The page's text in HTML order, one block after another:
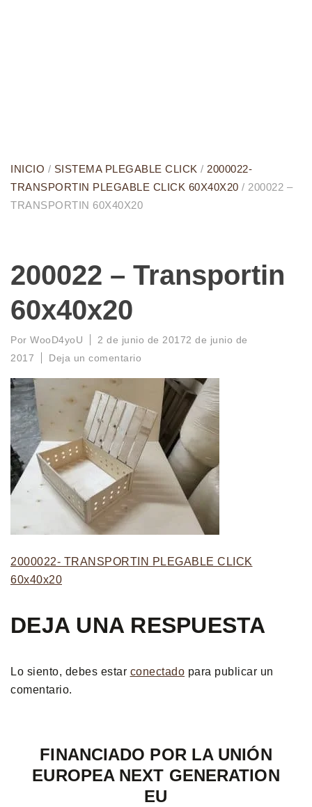
INICIO / SISTEMA PLEGABLE CLICK / 2000022-
TRANSPORTIN PLEGABLE CLICK 60X40X20 / 200022 –
TRANSPORTIN 60X40X20
200022 – Transportin
60x40x20
Por WooD4yoU 2 de junio de 20172 de junio de
2017
Deja un comentario
2000022- TRANSPORTIN PLEGABLE CLICK
60x40x20
DEJA UNA RESPUESTA
Lo siento, debes estar conectado para publicar un
comentario.
FINANCIADO POR LA UNIÓN
EUROPEA NEXT GENERATION
EU